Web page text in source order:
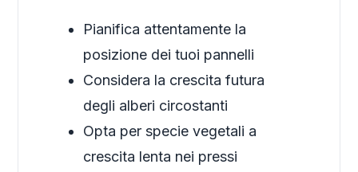
Pianifica attentamente la
posizione dei tuoi pannelli
Considera la crescita futura
degli alberi circostanti
Opta per specie vegetali a
crescita lenta nei pressi